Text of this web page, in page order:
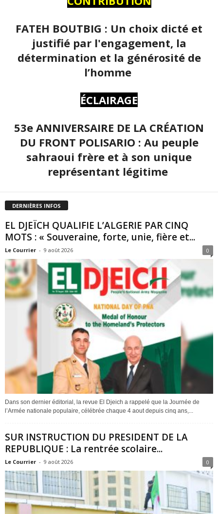
FATEH BOUTBIG : Un choix dicté et
justifié par l'engagement, la
détermination et la générosité de
l’homme
ÉCLAIRAGE
53e ANNIVERSAIRE DE LA CRÉATION
DU FRONT POLISARIO : Au peuple
sahraoui frère et à son unique
représentant légitime
DERNIÈRES INFOS
EL DJEÏCH QUALIFIE L’ALGERIE PAR CINQ
MOTS : « Souveraine, forte, unie, fière et...
Le Courrier - 9 août 2026 0
Dans son dernier éditorial, la revue El Djeich a rappelé que la Journée de
l’Armée nationale populaire, célébrée chaque 4 aout depuis cinq ans,...
SUR INSTRUCTION DU PRESIDENT DE LA
REPUBLIQUE : La rentrée scolaire...
Le Courrier - 9 août 2026 0